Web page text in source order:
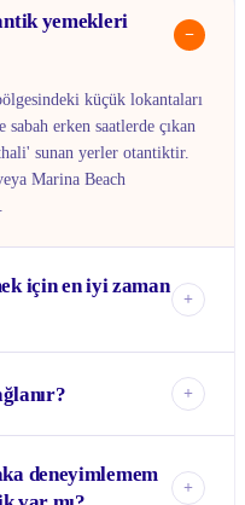
yemekleri
−
küçük lokantaları
erken saatlerde çıkan
sunan yerler otantiktir.
Marina Beach
için en iyi zaman
+
nedeniyle en ideal
+
tuk-tuk'lar (oto-rikşa)
pratik bir seçenektir. OLA
deneyimlemem
+